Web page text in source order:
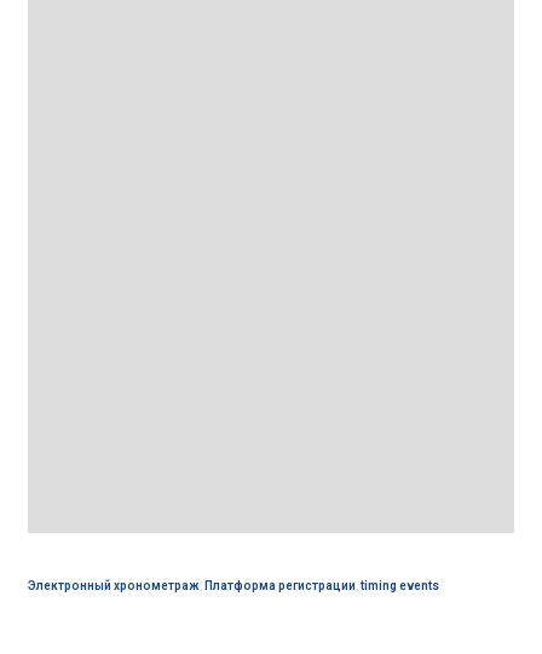
Электронный хронометраж, Платформа регистрации timing events